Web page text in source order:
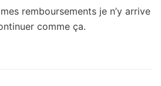
remboursements je n’y arrive
comme ça.